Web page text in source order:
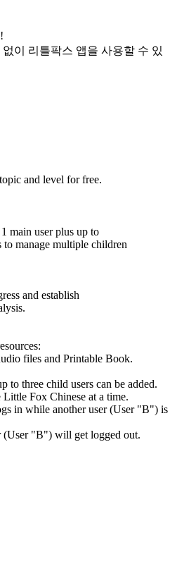
이 리틀팍스 앱을 사용할 수 있
and level for free.
main user plus up to
to manage multiple children
and establish
files and Printable Book.
to three child users can be added.
Little Fox Chinese at a time.
in while another user (User "B") is
(User "B") will get logged out.